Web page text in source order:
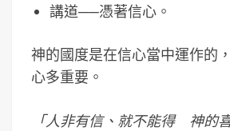
講道──憑著信心。
神的國度是在信心當中運作的
心多重要。
「人非有信、就不能得 神的喜